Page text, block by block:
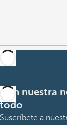
Con nuestra
todo
Suscríbete a